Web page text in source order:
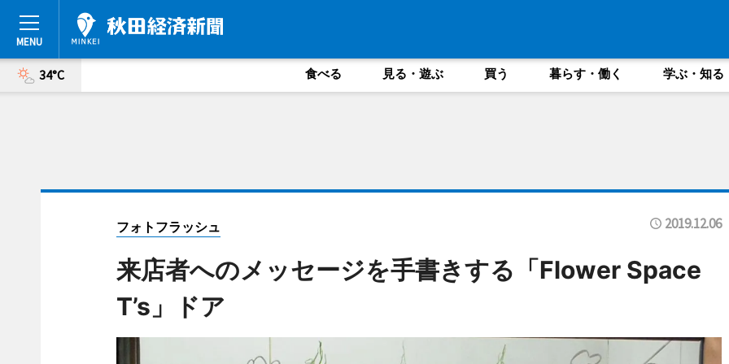
34°C 食べる 見る・遊ぶ 買う 暮らす・働く 学ぶ・知る
フォトフラッシュ 2019.12.06
来店者へのメッセージを手書きする「Flower Space
T’s」ドア